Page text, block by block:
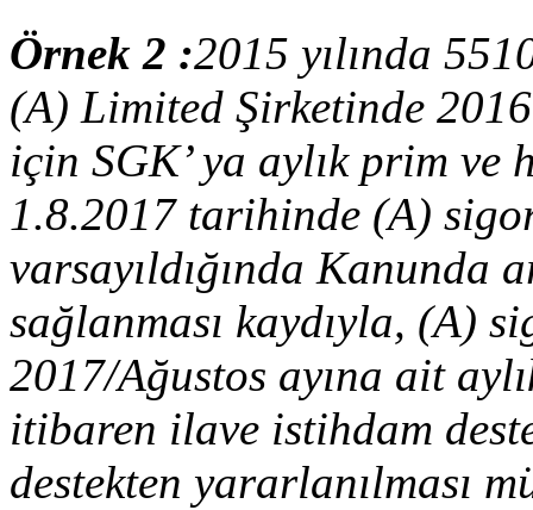
Örnek 2 :2015 yılında
(A) Limited Şirketinde 2016
için SGK’ ya aylık prim
1.8.2017 tarihinde (A)
varsayıldığında Kanunda
sağlanması kaydıyla, (A)
2017/Ağustos ayına ait
itibaren ilave istihdam
destekten yararlanılması